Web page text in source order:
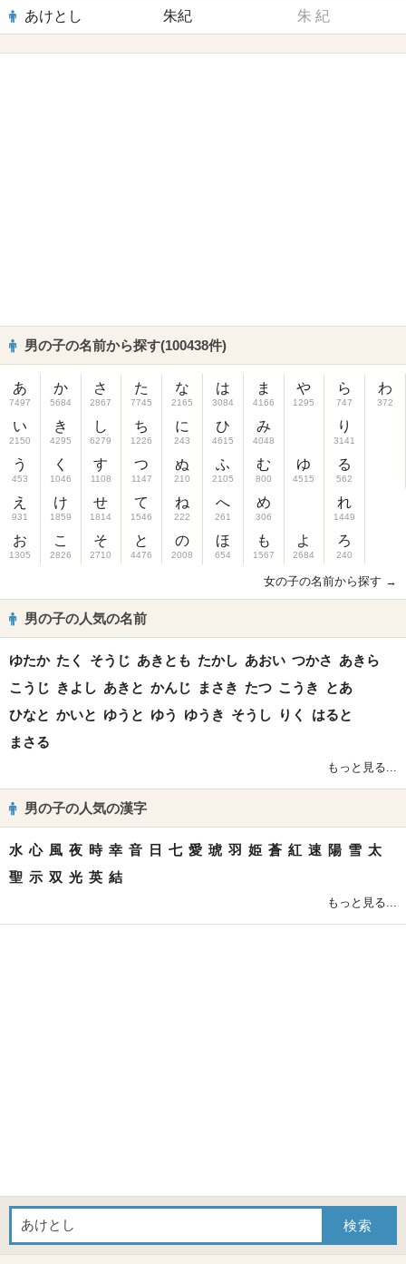
あけとし 朱紀 朱 紀
男の子の名前から探す(100438件)
あ
7497
い
2150
う
453
え
931
お
1305
か
5684
き
4295
く
1046
け
1859
こ
2826
さ
2867
し
6279
す
1108
せ
1814
そ
2710
た
7745
ち
1226
つ
1147
て
1546
と
4476
な
2165
に
243
ぬ
210
ね
222
の
2008
は
3084
ひ
4615
ふ
2105
へ
261
ほ
654
ま
4166
み
4048
む
800
め
306
も
1567
や
1295
ゆ
4515
よ
2684
ら
747
り
3141
る
562
れ
1449
ろ
240
わ
372
女の子の名前から探す →
男の子の人気の名前
ゆたか たく そうじ あきとも たかし あおい つかさ あきら
こうじ きよし あきと かんじ まさき たつ こうき
とあ
ひなと かいと ゆうと ゆう ゆうき そうし りく
はると
まさる
もっと見る...
男の子の人気の漢字
水 心 風 夜 時 幸 音 日 七 愛 琥 羽 姫 蒼 紅 速 陽 雪 太
聖 示 双 光 英 結
もっと見る...